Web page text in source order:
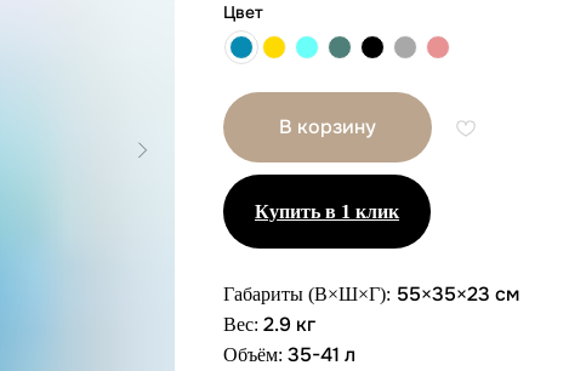
Цвет
В корзину
Купить в 1 клик
Габариты (В×Ш×Г): 55×35×23 см
Вес: 2.9 кг
Объём: 35-41 л